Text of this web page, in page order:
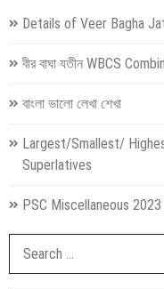
Details of Veer Bagha
বীর বাঘা যতীন WBCS
বাংলা ভালো লেখা শেখা
Largest/Smallest/
Superlatives
PSC Miscellaneous